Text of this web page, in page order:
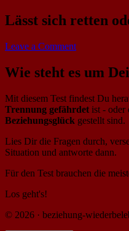
Lässt sich retten
Leave a Comment
Wie steht es um
Mit diesem Test findest Du
Trennung gefährdet ist - oder
Beziehungsglück gestellt sind.
Lies Dir die Fragen durch,
Situation und antworte dann.
Für den Test brauchen die
Los geht's!
© 2026 · beziehung-